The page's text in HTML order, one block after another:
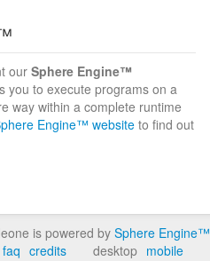
our Sphere Engine™
you to execute programs on a
way within a complete runtime
Engine™ websiteto find out
is powered by Sphere Engine™
faq credits desktop mobile